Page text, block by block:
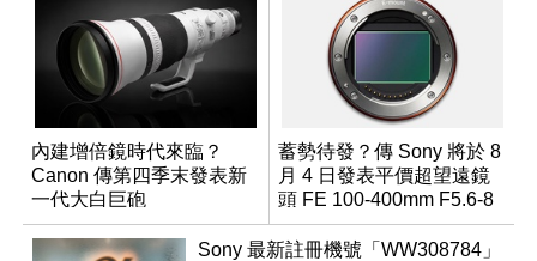
內建增倍鏡時代來臨？
Canon 傳第四季末發表新
一代大白巨砲
蓄勢待發？傳 Sony 將於 8
月 4 日發表平價超望遠鏡
頭 FE 100-400mm F5.6-8
Sony 最新註冊機號「WW308784」